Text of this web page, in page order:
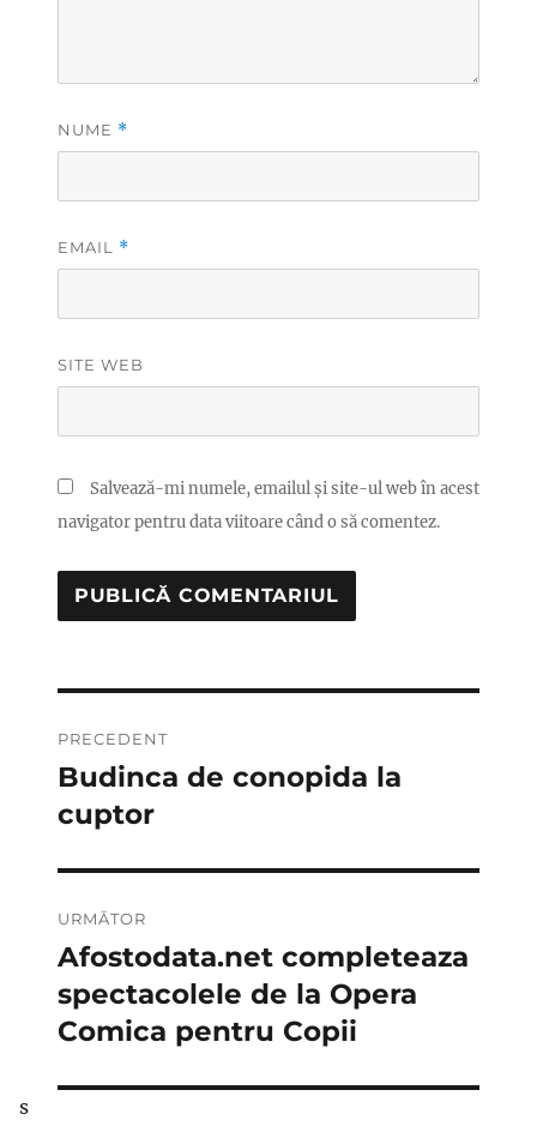
NUME *
EMAIL *
SITE WEB
Salvează-mi numele, emailul și site-ul web în acest
navigator pentru data viitoare când o să comentez.
în
articole
PRECEDENT
Articolul
anterior:
Budinca de conopida la
cuptor
URMĂTOR
Articolul
următor:
Afostodata.net completeaza
spectacolele de la Opera
Comica pentru Copii
s